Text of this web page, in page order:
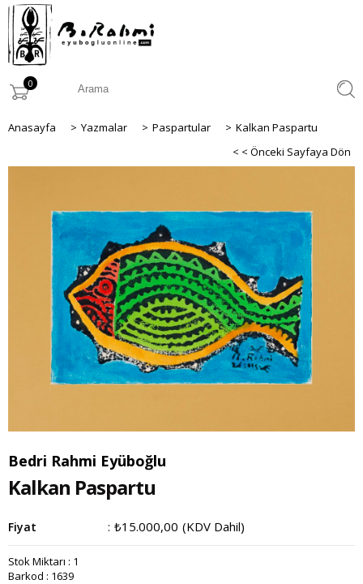
0
Anasayfa > Yazmalar > Paspartular > Kalkan Paspartu
< < Önceki Sayfaya Dön
Bedri Rahmi Eyüboğlu
Kalkan Paspartu
Fiyat : ₺15.000,00 (KDV Dahil)
Stok Miktarı : 1
Barkod : 1639